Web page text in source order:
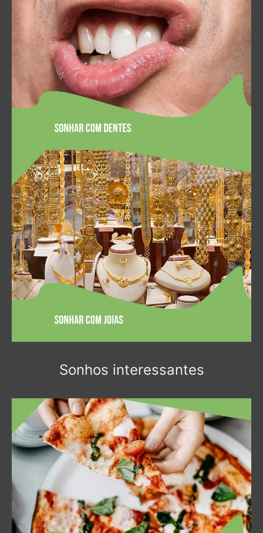
Sonhos interessantes